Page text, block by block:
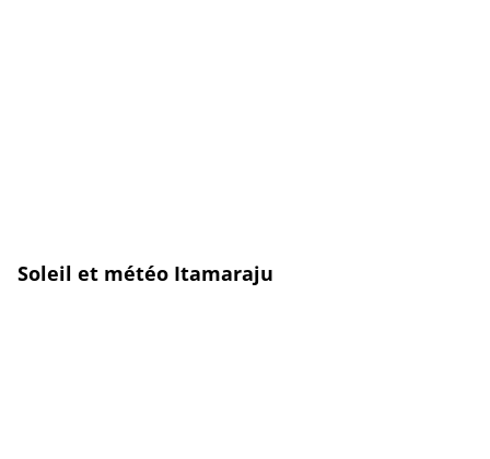
Soleil et météo Itamaraju